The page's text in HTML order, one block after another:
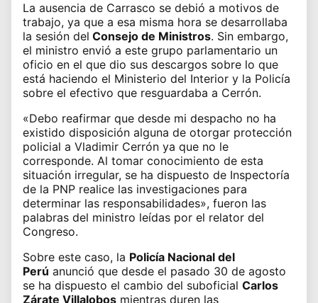
La ausencia de Carrasco se debió a motivos de
trabajo, ya que a esa misma hora se desarrollaba
la sesión del Consejo de Ministros. Sin embargo,
el ministro envió a este grupo parlamentario un
oficio en el que dio sus descargos sobre lo que
está haciendo el Ministerio del Interior y la Policía
sobre el efectivo que resguardaba a Cerrón.
«Debo reafirmar que desde mi despacho no ha
existido disposición alguna de otorgar protección
policial a Vladimir Cerrón ya que no le
corresponde. Al tomar conocimiento de esta
situación irregular, se ha dispuesto de Inspectoría
de la PNP realice las investigaciones para
determinar las responsabilidades», fueron las
palabras del ministro leídas por el relator del
Congreso.
Sobre este caso, la Policía Nacional del
Perú anunció que desde el pasado 30 de agosto
se ha dispuesto el cambio del suboficial Carlos
Zárate Villalobos mientras duren las